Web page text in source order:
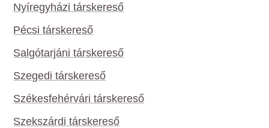
Nyíregyházi társkereső
Pécsi társkereső
Salgótarjáni társkereső
Szegedi társkereső
Székesfehérvári társkereső
Szekszárdi társkereső